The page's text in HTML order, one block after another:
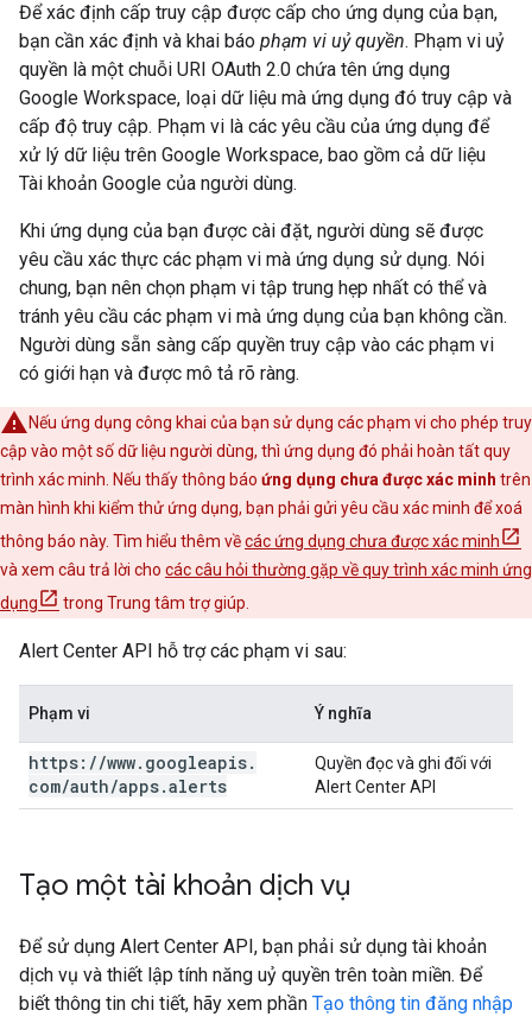
Để xác định cấp truy cập được cấp cho ứng dụng của bạn,
bạn cần xác định và khai báo phạm vi uỷ quyền. Phạm vi uỷ
quyền là một chuỗi URI OAuth 2.0 chứa tên ứng dụng
Google Workspace, loại dữ liệu mà ứng dụng đó truy cập và
cấp độ truy cập. Phạm vi là các yêu cầu của ứng dụng để
xử lý dữ liệu trên Google Workspace, bao gồm cả dữ liệu
Tài khoản Google của người dùng.
Khi ứng dụng của bạn được cài đặt, người dùng sẽ được
yêu cầu xác thực các phạm vi mà ứng dụng sử dụng. Nói
chung, bạn nên chọn phạm vi tập trung hẹp nhất có thể và
tránh yêu cầu các phạm vi mà ứng dụng của bạn không cần.
Người dùng sẵn sàng cấp quyền truy cập vào các phạm vi
có giới hạn và được mô tả rõ ràng.
Nếu ứng dụng công khai của bạn sử dụng các phạm vi cho phép truy
cập vào một số dữ liệu người dùng, thì ứng dụng đó phải hoàn tất quy
trình xác minh. Nếu thấy thông báo ứng dụng chưa được xác minh trên
màn hình khi kiểm thử ứng dụng, bạn phải gửi yêu cầu xác minh để xoá
thông báo này. Tìm hiểu thêm vềcác ứng dụng chưa được xác minh
và xem câu trả lời cho các câu hỏi thường gặp về quy trình xác minh ứng
dụng
trong Trung tâm trợ giúp.
Alert Center API hỗ trợ các phạm vi sau:
Phạm vi Ý nghĩa
https: //www. googleapis.
com/auth/apps.alerts
Quyền đọc và ghi đối với
Alert Center API
Tạo một tài khoản dịch vụ
Để sử dụng Alert Center API, bạn phải sử dụng tài khoản
dịch vụ và thiết lập tính năng uỷ quyền trên toàn miền. Để
biết thông tin chi tiết, hãy xem phần Tạo thông tin đăng nhập